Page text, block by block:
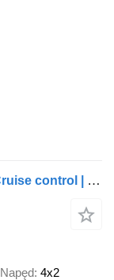
Mini 3-Deurs 1.5 Cooper Salt | Airco | Cruise control | Stoelverwarmi
Napęd 4x2